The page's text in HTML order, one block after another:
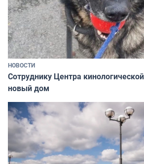
НОВОСТИ
Сотруднику Центра
новый дом